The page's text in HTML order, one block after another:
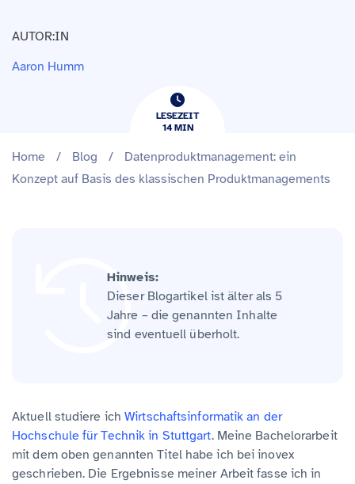
AUTOR:IN
Aaron Humm
LESEZEIT
14​​MIN
Home / Blog /
Datenproduktmanagement: ein
Konzept auf Basis des klassischen Produktmanagements
Hinweis:
Dieser Blogartikel ist älter als 5
Jahre – die genannten Inhalte
sind eventuell überholt.
Aktuell studiere ichWirtschaftsinformatik an der
Hochschule für Technik in Stuttgart. Meine Bachelorarbeit
mit dem oben genannten Titel habe ich bei inovex
geschrieben. Die Ergebnisse meiner Arbeit fasse ich in